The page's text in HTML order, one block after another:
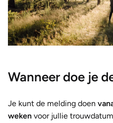
Wanneer doe je
Je kunt de melding doen
weken voor jullie